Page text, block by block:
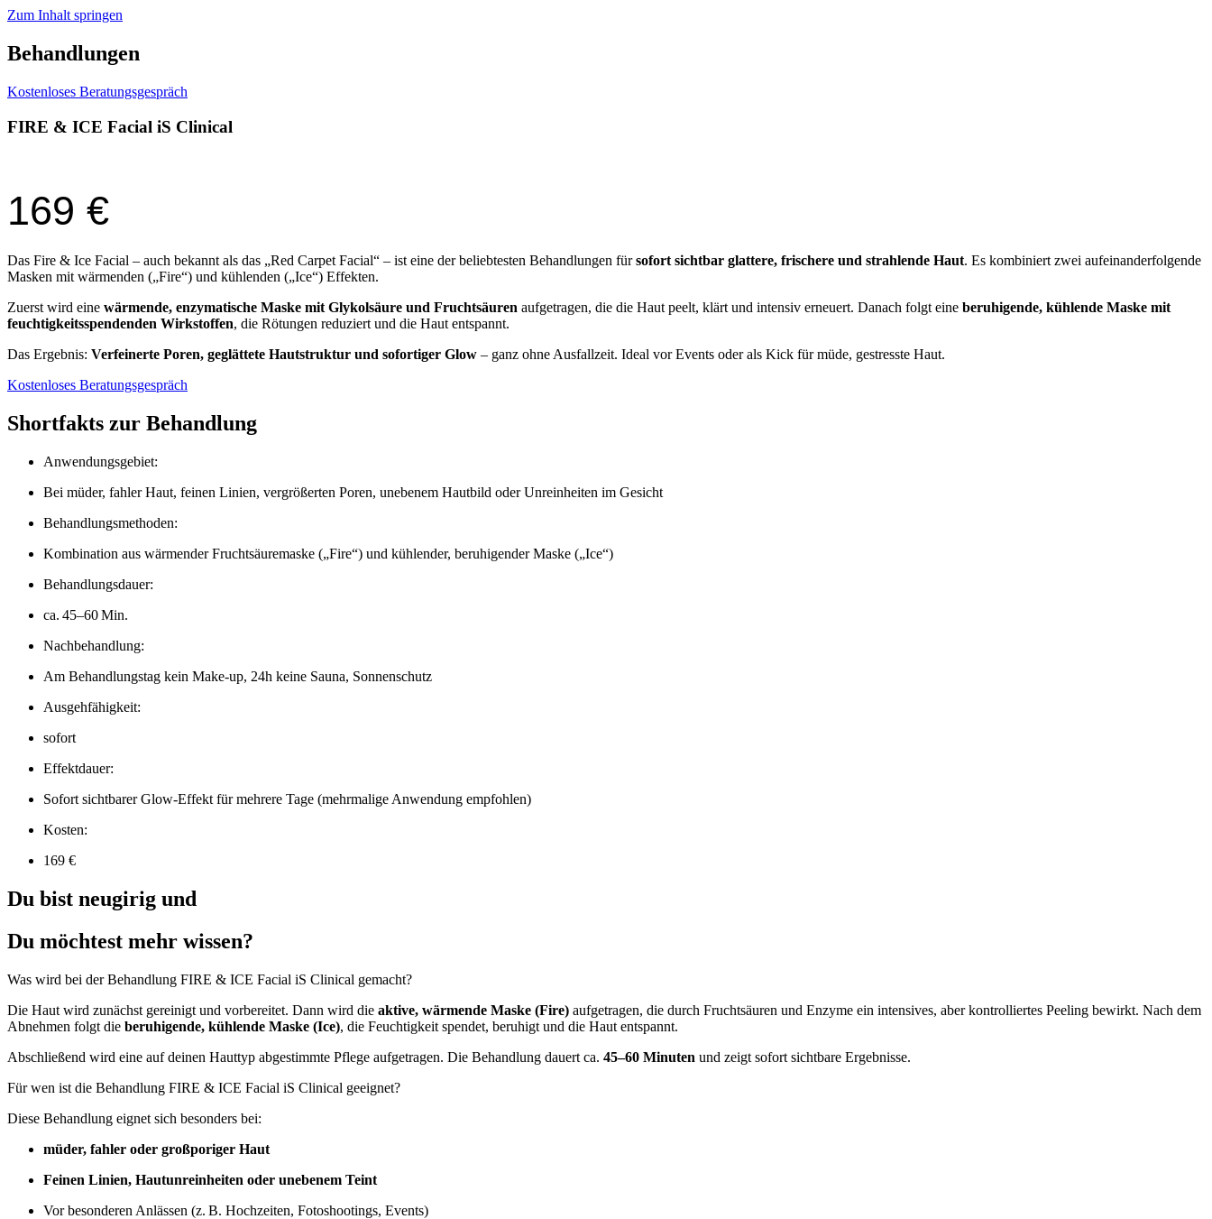
Zum Inhalt springen
Behandlungen
Kostenloses Beratungsgespräch
FIRE & ICE Facial iS Clinical
169 €
Das Fire & Ice Facial – auch bekannt als das „Red Carpet Facial“ – ist eine der beliebtesten Behandlungen fürsofort sichtbar glattere, frischere und strahlende Haut. Es kombiniert zwei aufeinanderfolgende
Masken mit wärmenden („Fire“) und kühlenden („Ice“) Effekten.
Zuerst wird eine wärmende, enzymatische Maske mit Glykolsäure und Fruchtsäuren aufgetragen, die die Haut peelt, klärt und intensiv erneuert. Danach folgt eine beruhigende, kühlende Maske mit
feuchtigkeitsspendenden Wirkstoffen, die Rötungen reduziert und die Haut entspannt.
Das Ergebnis: Verfeinerte Poren, geglättete Hautstruktur und sofortiger Glow – ganz ohne Ausfallzeit. Ideal vor Events oder als Kick für müde, gestresste Haut.
Kostenloses Beratungsgespräch
Shortfakts zur Behandlung
Anwendungsgebiet:
Bei müder, fahler Haut, feinen Linien, vergrößerten Poren, unebenem Hautbild oder Unreinheiten im Gesicht
Behandlungsmethoden:
Kombination aus wärmender Fruchtsäuremaske („Fire“) und kühlender, beruhigender Maske („Ice“)
Behandlungsdauer:
ca. 45–60 Min.
Nachbehandlung:
Am Behandlungstag kein Make-up, 24h keine Sauna, Sonnenschutz
Ausgehfähigkeit:
sofort
Effektdauer:
Sofort sichtbarer Glow-Effekt für mehrere Tage (mehrmalige Anwendung empfohlen)
Kosten:
169 €
Du bist neugirig und
Du möchtest mehr wissen?
Was wird bei der Behandlung FIRE & ICE Facial iS Clinical​ gemacht?
Die Haut wird zunächst gereinigt und vorbereitet. Dann wird die aktive, wärmende Maske (Fire) aufgetragen, die durch Fruchtsäuren und Enzyme ein intensives, aber kontrolliertes Peeling bewirkt. Nach dem
Abnehmen folgt die beruhigende, kühlende Maske (Ice), die Feuchtigkeit spendet, beruhigt und die Haut entspannt.
Abschließend wird eine auf deinen Hauttyp abgestimmte Pflege aufgetragen. Die Behandlung dauert ca. 45–60 Minuten und zeigt sofort sichtbare Ergebnisse.
Für wen ist die Behandlung FIRE & ICE Facial iS Clinical​ geeignet?
Diese Behandlung eignet sich besonders bei:
müder, fahler oder großporiger Haut
Feinen Linien, Hautunreinheiten oder unebenem Teint
Vor besonderen Anlässen (z. B. Hochzeiten, Fotoshootings, Events)